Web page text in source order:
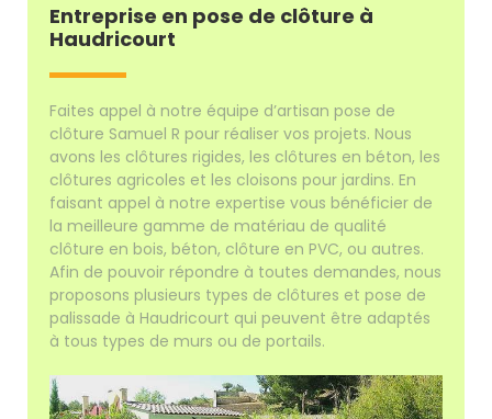
Entreprise en pose de clôture à
Haudricourt
Faites appel à notre équipe d’artisan pose de
clôture Samuel R pour réaliser vos projets. Nous
avons les clôtures rigides, les clôtures en béton, les
clôtures agricoles et les cloisons pour jardins. En
faisant appel à notre expertise vous bénéficier de
la meilleure gamme de matériau de qualité
clôture en bois, béton, clôture en PVC, ou autres.
Afin de pouvoir répondre à toutes demandes, nous
proposons plusieurs types de clôtures et pose de
palissade à Haudricourt qui peuvent être adaptés
à tous types de murs ou de portails.